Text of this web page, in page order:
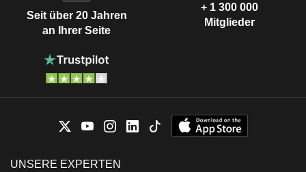
Seit über 20 Jahren
an Ihrer Seite
+ 1 300 000
Mitglieder
UNSERE EXPERTEN